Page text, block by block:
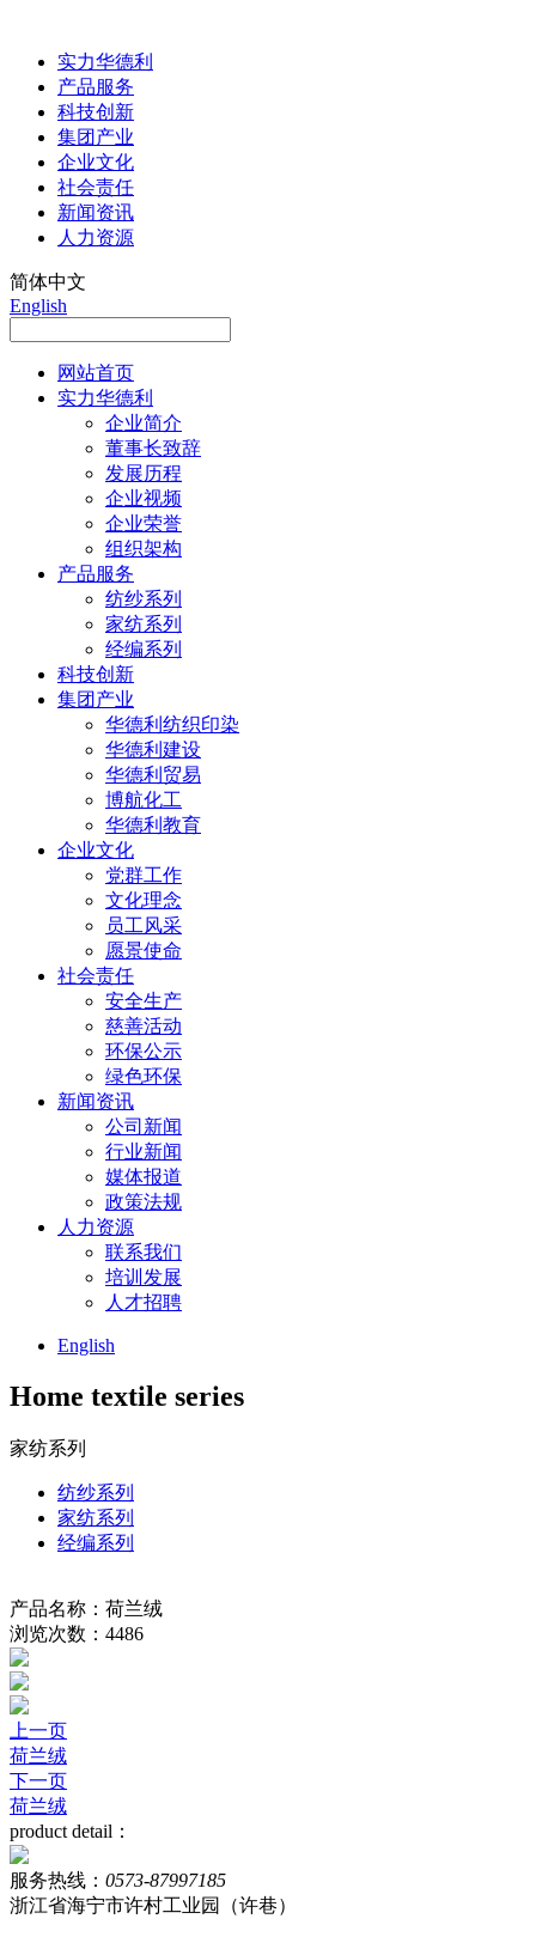
实力华德利
产品服务
科技创新
集团产业
企业文化
社会责任
新闻资讯
人力资源
简体中文
English
网站首页
实力华德利
企业简介
董事长致辞
发展历程
企业视频
企业荣誉
组织架构
产品服务
纺纱系列
家纺系列
经编系列
科技创新
集团产业
华德利纺织印染
华德利建设
华德利贸易
博航化工
华德利教育
企业文化
党群工作
文化理念
员工风采
愿景使命
社会责任
安全生产
慈善活动
环保公示
绿色环保
新闻资讯
公司新闻
行业新闻
媒体报道
政策法规
人力资源
联系我们
培训发展
人才招聘
English
Home textile series
家纺系列
纺纱系列
家纺系列
经编系列
产品名称：荷兰绒
浏览次数：4486
上一页
荷兰绒
下一页
荷兰绒
product detail：
服务热线： 0573-87997185
浙江省海宁市许村工业园（许巷）